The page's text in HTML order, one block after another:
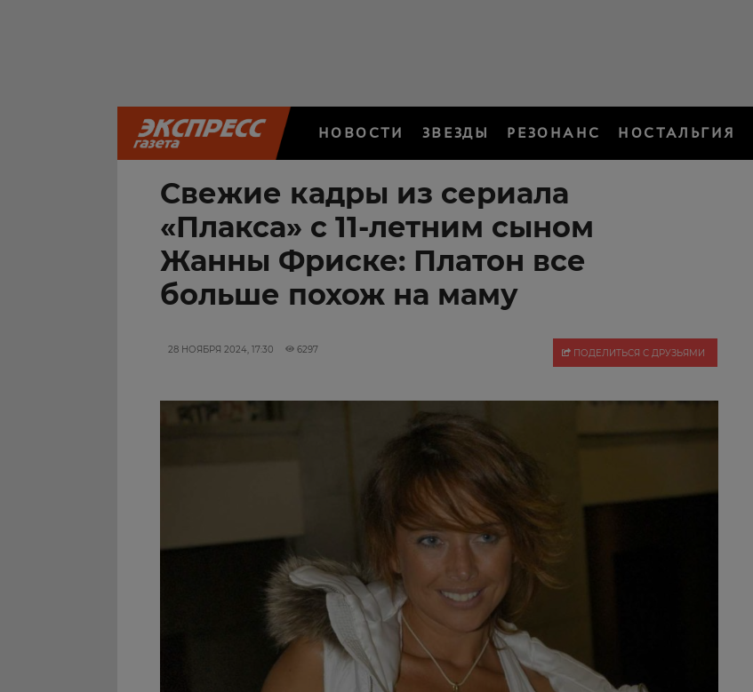
НОВОСТИ ЗВЕЗДЫ РЕЗОНАНС НОСТАЛЬГИЯ
Свежие кадры из сериала
«Плакса» с 11-летним сыном
Жанны Фриске: Платон все
больше похож на маму
28 НОЯБРЯ 2024, 17:30 6297 ПОДЕЛИТЬСЯ С ДРУЗЬЯМИ